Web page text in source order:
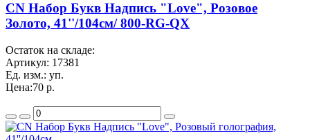
CN Набор Букв Надпись "Love", Розовое
Золото, 41''/104см/ 800-RG-QX
Остаток на складе:
Артикул: 17381
Ед. изм.: уп.
Цена:70 р.